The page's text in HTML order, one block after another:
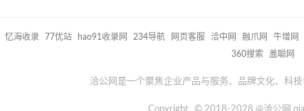
忆海收录 77优站 hao91收录网 234导航 网页客服 洽中网 融爪网 牛增网
360搜索
盖聪网
洽公网是一个聚焦企业产品与服务、品牌文化、科